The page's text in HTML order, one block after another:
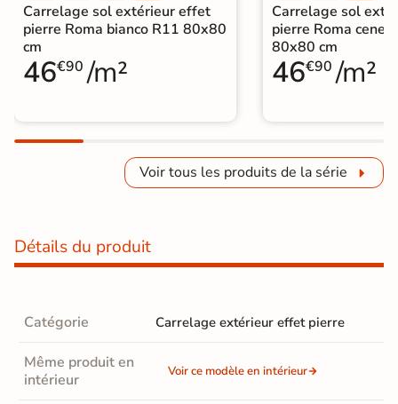
Carrelage sol extérieur effet
pierre Roma bianco R11 80x80
cm
46€90 /m²
Carrelage sol
pierre Roma
80x80 cm
46€90 /m²
Voir tous les produits de la série
Détails du produit
Catégorie Carrelage extérieur effet pierre
Même produit en
intérieur
Voir ce modèle en intérieur